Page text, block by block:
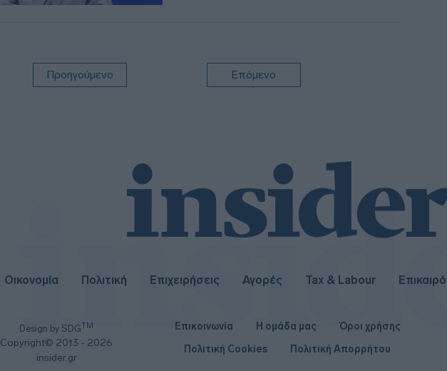
Προηγούμενο Επόμενο
Οικονομία Πολιτική Επιχειρήσεις Αγορές Tax & Labour
Design by SDGTM
Copyright© 2013 - 2026
insider.gr
Επικοινωνία Η ομάδα μας
Όροι χρήσης
Πολιτική Cookies
Πολιτική Απορρήτου